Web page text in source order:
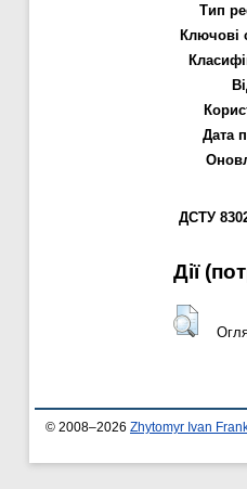
Тип
Ключові
Дата
ДСТУ
Дії
© 2008–2026 Zhytomyr Ivan